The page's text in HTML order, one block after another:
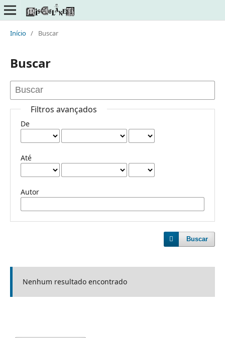
Início / Buscar
Buscar
Filtros avançados
De
Até
Autor
Buscar
Nenhum resultado encontrado